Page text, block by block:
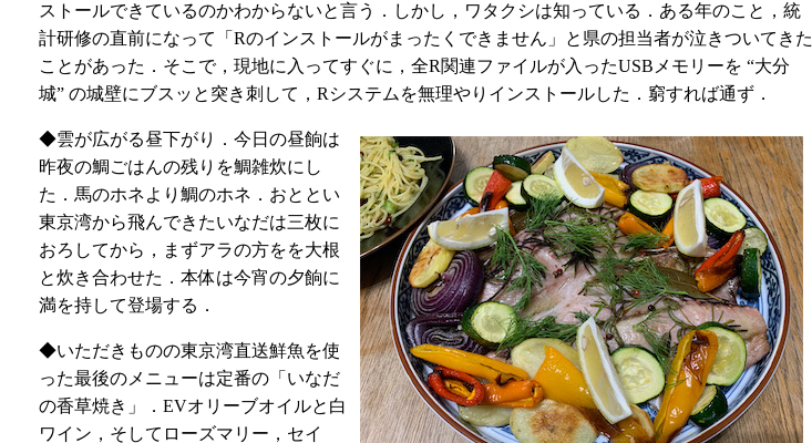
ストールできているのかわからないと言う．しかし，ワタクシは知っている．ある年のこと，統
計研修の直前になって「Rのインストールがまったくできません」と県の担当者が泣きついてきた
ことがあった．そこで，現地に入ってすぐに，全R関連ファイルが入ったUSBメモリーを “大分
城” の城壁にブスッと突き刺して，Rシステムを無理やりインストールした．窮すれば通ず．
◆雲が広がる昼下がり．今日の昼餉は
昨夜の鯛ごはんの残りを鯛雑炊にし
た．馬のホネより鯛のホネ．おととい
東京湾から飛んできたいなだは三枚に
おろしてから，まずアラの方をを大根
と炊き合わせた．本体は今宵の夕餉に
満を持して登場する．
◆いただきものの東京湾直送鮮魚を使
った最後のメニューは定番の「いなだ
の香草焼き」．EVオリーブオイルと白
ワイン，そしてローズマリー，セイ